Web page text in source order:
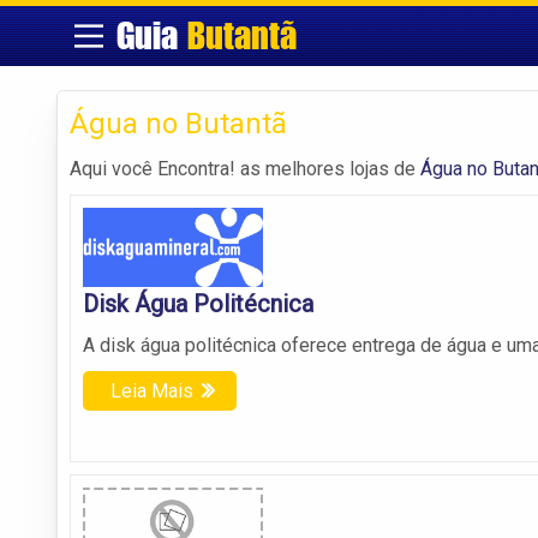
GuiaButantã
Água no Butantã
Aqui você Encontra! as melhores lojas de Água no
Disk Água Politécnica
A disk água politécnica oferece entrega de água e
Leia Mais